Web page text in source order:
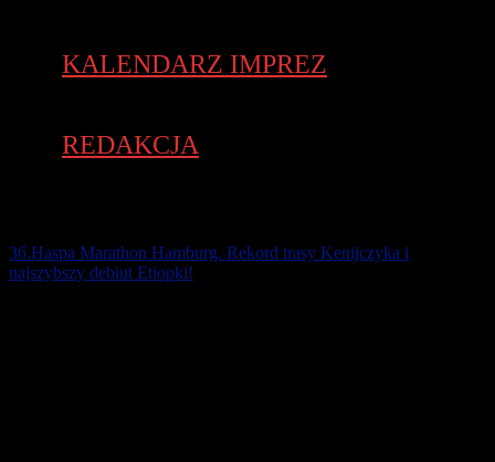
KALENDARZ IMPREZ
REDAKCJA
36.Haspa Marathon Hamburg. Rekord trasy Kenijczyka i
najszybszy debiut Etiopki!